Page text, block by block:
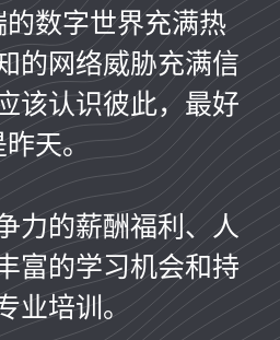
数字世界充满热
的网络威胁充满信
该认识彼此，最好
昨天。
力的薪酬福利、人
富的学习机会和持
业培训。